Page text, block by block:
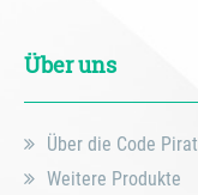
Über uns
Über die Code
Weitere Produkte